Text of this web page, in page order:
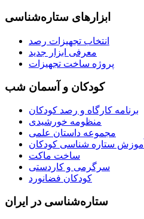
ابزارهای ستاره‌شناسی
انتخاب تجهیزات رصد
معرفی ابزار جدید
پروژه ساخت تجهیزات
کودکان و آسمان شب
برنامه‌ کارگاه و رصد کودکان
منظومه خورشیدی
مجموعه داستان علمی
آموزش ستاره شناسی کودکان
ساخت ماکت
سرگرمی و کاردستی
کودکان فضانورد
ستاره‌شناسی در ایران